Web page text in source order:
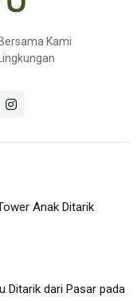
Kami
Anak Ditarik
Ditarik dari Pasar pada